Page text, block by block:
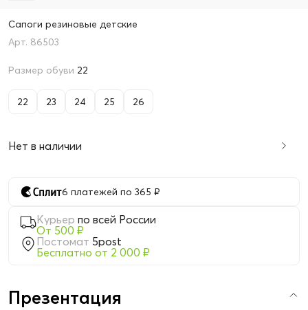
Сапоги резиновые детские
86503
Размер обуви 22
22 23 24 25 26
Нет в наличии
6 платежей по 365 ₽
Курьер по всей России
От 500 ₽
Постомат 5post
Бесплатно от 2 000 ₽
Презентация